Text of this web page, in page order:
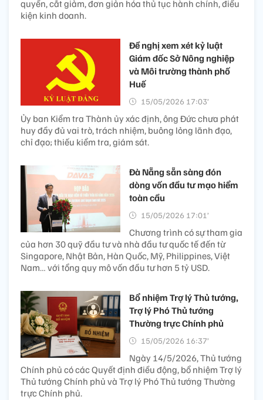
quyền, cắt giảm, đơn giản hóa thủ tục hành chính, điều
kiện kinh doanh.
Đề nghị xem xét kỷ luật
Giám đốc Sở Nông nghiệp
và Môi trường thành phố
Huế
15/05/2026 17:03’
Ủy ban Kiểm tra Thành ủy xác định, ông Đức chưa phát
huy đầy đủ vai trò, trách nhiệm, buông lỏng lãnh đạo,
chỉ đạo; thiếu kiểm tra, giám sát.
Đà Nẵng sẵn sàng đón
dòng vốn đầu tư mạo hiểm
toàn cầu
15/05/2026 17:01’
Chương trình có sự tham gia
của hơn 30 quỹ đầu tư và nhà đầu tư quốc tế đến từ
Singapore, Nhật Bản, Hàn Quốc, Mỹ, Philippines, Việt
Nam… với tổng quy mô vốn đầu tư hơn 5 tỷ USD.
Bổ nhiệm Trợ lý Thủ tướng,
Trợ lý Phó Thủ tướng
Thường trực Chính phủ
15/05/2026 16:37’
Ngày 14/5/2026, Thủ tướng
Chính phủ có các Quyết định điều động, bổ nhiệm Trợ lý
Thủ tướng Chính phủ và Trợ lý Phó Thủ tướng Thường
trực Chính phủ.